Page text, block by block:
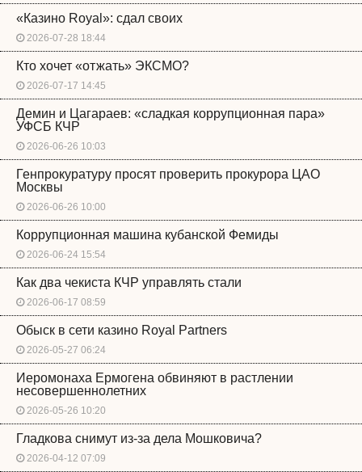
«Казино Royal»: сдал своих
2026-07-28 18:44
Кто хочет «отжать» ЭКСМО?
2026-07-17 14:45
Демин и Цагараев: «сладкая коррупционная пара»
УФСБ КЧР
2026-06-26 10:03
Генпрокуратуру просят проверить прокурора ЦАО
Москвы
2026-06-26 10:00
Коррупционная машина кубанской Фемиды
2026-06-24 15:54
Как два чекиста КЧР управлять стали
2026-06-17 08:59
Обыск в сети казино Royal Partners
2026-05-27 06:24
Иеромонаха Ермогена обвиняют в растлении
несовершеннолетних
2026-05-26 10:20
Гладкова снимут из-за дела Мошковича?
2026-04-12 07:09